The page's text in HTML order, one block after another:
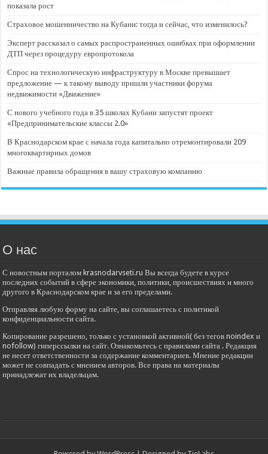
показала рост
Страховое мошенничество на Кубани: тогда и сейчас, что изменилось?
Эксперт рассказал о самых распространенных ошибках при оформлении
ДТП через процедуру европротокола
Спрос на технологическую инфраструктуру в Москве превышает
предложение — к такому выводу пришли участники форума
недвижимости «Движение»
С нового учебного года в 35 школах Кубани запустят проект
«Предпринимательские классы 2.0»
В Краснодарском крае с начала года капитально отремонтировали 209
многоквартирных домов
Важные правила обращения в вашу страховую компанию
О нас
С новостным порталом krasnodarvseti.ru Вы всегда будете в курсе
последних событий в сфере экономики, политики, происшествиях и много
другого в Краснодарском крае и за его пределами.
Отправляя любую форму на сайте, вы соглашаетесь с политикой
конфиденциальности сайта.
Копирование разрешено, только с установкой активной( без тегов noindex и
nofollow) гиперссылки на сайт. Ознакомьтесь с правилами сайта . Редакция
не несет ответственности за содержание комментариев. Мнение редакции
может не совпадать с мнением авторов. Все права на материалы
принадлежат их владельцам.